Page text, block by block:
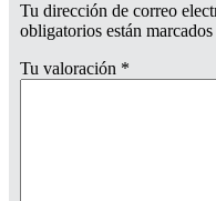
Tu dirección de correo
obligatorios están
Tu valoración *